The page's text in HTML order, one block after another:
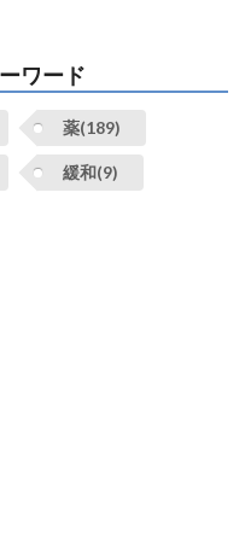
ワード
薬(189)
緩和(9)